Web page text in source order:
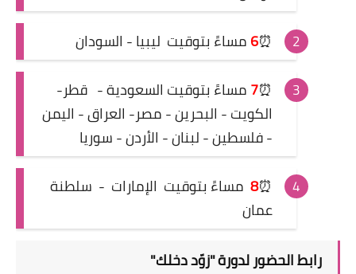
⏰
6مساءً بتوقيت ليبيا - السودان
⏰
7مساءً بتوقيت السعودية - قطر-
الكويت - البحرين - مصر- العراق - اليمن
- فلسطين - لبنان - الأردن - سوريا
⏰
8 مساءً بتوقيت الإمارات - سلطنة
عمان
رابط الحضور لدورة"زوّد دخلك"